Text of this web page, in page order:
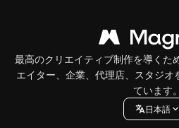
最高のクリエイティブ制作を導くた
エイター、企業、代理店、スタジ
ています。
日本語